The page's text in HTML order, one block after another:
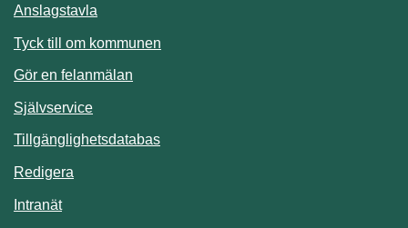
Anslagstavla
Tyck till om kommunen
Gör en felanmälan
SjälvserviceLänk till annan webbplats.
TillgänglighetsdatabasLänk till annan webbplats.
Redigera
IntranätLänk till annan webbplats.